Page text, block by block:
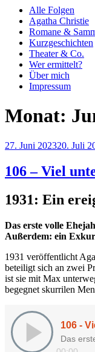
Alle Folgen
Agatha Christie
Romane &
Kurzgeschichten
Theater & Co.
Wer ermittelt?
Über mich
Impressum
Monat:
Veröffentlicht
27. Juni 202320. Juli
106 – Viel
1931: Ein
Das erste volle
Außerdem: ein
1931 veröffentlicht
beteiligt sich an zwei
ist sie mit Max
begegnet skurrilen